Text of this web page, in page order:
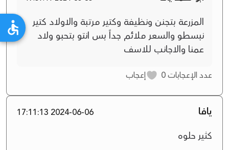
المزرعة بتجنن ونظيفة وكتير مرتبة والاولاد كتير
نبسطو والسعر ملائم جداً بس انتو بتحبو ولاد
عمنا والاجانب للاسف
عدد الإعجابات إعجاب
يافا 2024-06-06 17:11:13
كثير حلوه